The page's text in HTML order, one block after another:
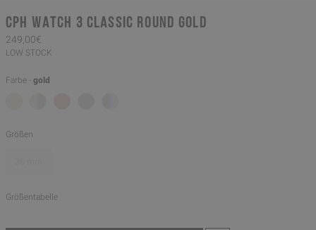
CPH WATCH 3 classic round gold
249,00€
LOW STOCK
Farbe - gold
Größen
Größentabelle